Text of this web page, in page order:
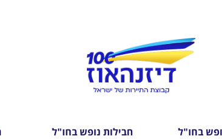
בחו"ל
חבילות נופש בחו"ל